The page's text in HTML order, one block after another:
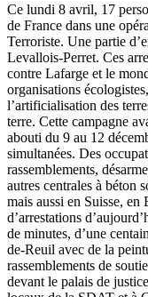
Ce lundi 8 avril, 17
de France dans une
Terroriste. Une partie
Levallois-Perret. Ces
contre Lafarge et le
organisations
l’artificialisation des
terre. Cette campagne
abouti du 9 au 12
simultanées. Des
rassemblements,
autres centrales à béton
mais aussi en Suisse,
d’arrestations
de minutes, d’une
de-Reuil avec de la
rassemblements de
devant le palais de